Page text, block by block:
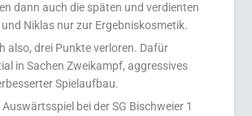
dann auch die späten und verdienten
Niklas nur zur Ergebniskosmetik.
also, drei Punkte verloren. Dafür
in Sachen Zweikampf, aggressives
Spielaufbau.
bei der SG Bischweier 1